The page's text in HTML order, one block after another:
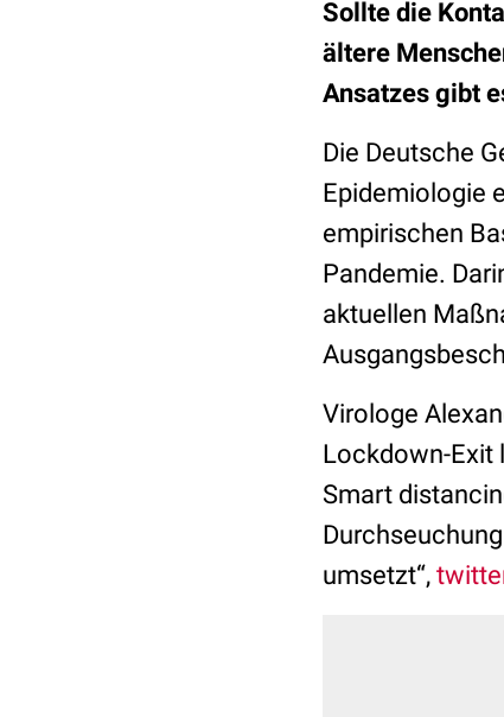
Sollte die
ältere
Ansatzes gibt
Die Deutsche
Epidemiologie
empirischen
Pandemie.
aktuellen
Virologe
Lockdown-Exit
Smart
umsetzt“,